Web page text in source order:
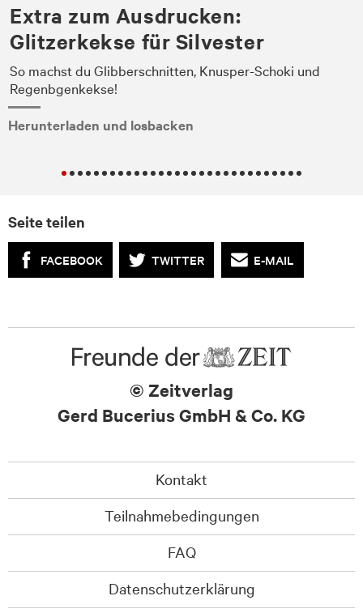
Extra zum Ausdrucken:
Glitzerkekse für Silvester
So machst du Glibberschnitten, Knusper-Schoki und
Regenbgenkekse!
Herunterladen und losbacken
Seite teilen
FACEBOOK TWITTER E-MAIL
© Zeitverlag
Gerd Bucerius GmbH & Co. KG
Kontakt
Teilnahmebedingungen
FAQ
Datenschutzerklärung